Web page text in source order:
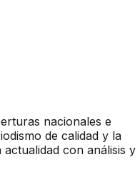
nacionales e
de calidad y la
con análisis y